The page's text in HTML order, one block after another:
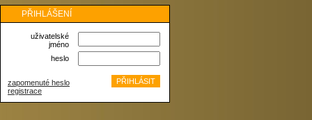
PŘIHLÁŠENÍ
uživatelské
jméno
heslo
zapomenuté heslo
registrace